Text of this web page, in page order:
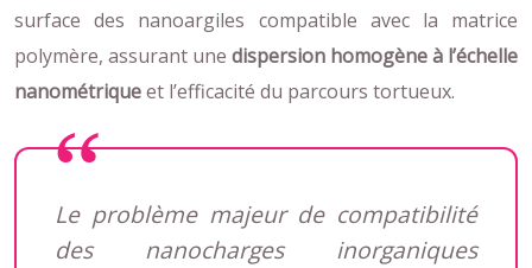
surface des nanoargiles compatible avec la matrice
polymère, assurant une dispersion homogène à l’échelle
nanométriqueet l’efficacité du parcours tortueux.
Le problème majeur de compatibilité
des nanocharges inorganiques